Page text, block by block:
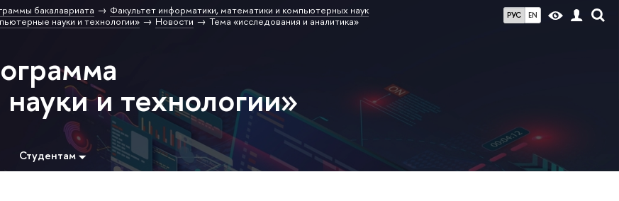
РУС EN
бакалавриата
Факультет информатики, математики и компьютерных наук
науки и технологии» Новости Тема «исследования и аналитика»
и технологии»
Студентам